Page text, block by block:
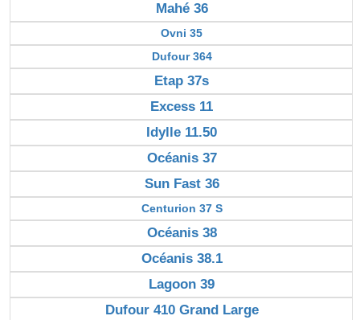
Mahé 36
Ovni 35
Dufour 364
Etap 37s
Excess 11
Idylle 11.50
Océanis 37
Sun Fast 36
Centurion 37 S
Océanis 38
Océanis 38.1
Lagoon 39
Dufour 410 Grand Large